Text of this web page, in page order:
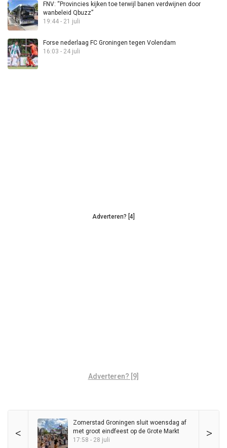
FNV: “Provincies kijken toe terwijl banen verdwijnen door
wanbeleid Qbuzz”
19:44 - 21 juli
Forse nederlaag FC Groningen tegen Volendam
16:03 - 24 juli
Adverteren? [4]
Adverteren? [9]
< >
Zomerstad Groningen sluit woensdag af
met groot eindfeest op de Grote Markt
17:58 - 28 juli